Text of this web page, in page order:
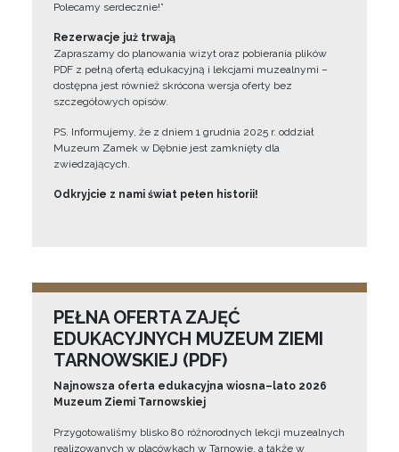
Polecamy serdecznie!”
Rezerwacje już trwają
Zapraszamy do planowania wizyt oraz pobierania plików
PDF z pełną ofertą edukacyjną i lekcjami muzealnymi –
dostępna jest również skrócona wersja oferty bez
szczegółowych opisów.
PS. Informujemy, że z dniem 1 grudnia 2025 r. oddział
Muzeum Zamek w Dębnie jest zamknięty dla
zwiedzających.
Odkryjcie z nami świat pełen historii!
PEŁNA OFERTA ZAJĘĆ
EDUKACYJNYCH MUZEUM ZIEMI
TARNOWSKIEJ (PDF)
Najnowsza oferta edukacyjna wiosna–lato 2026
Muzeum Ziemi Tarnowskiej
Przygotowaliśmy blisko 80 różnorodnych lekcji muzealnych
realizowanych w placówkach w Tarnowie, a także w